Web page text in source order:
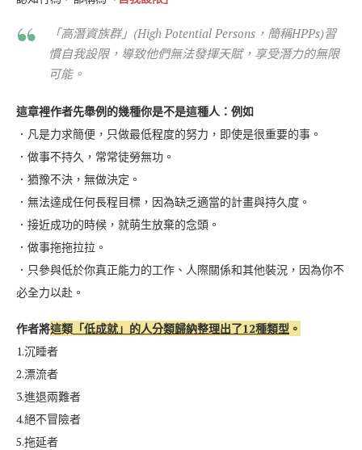
「高潛資族群」(High Potential Persons，簡稱HPPs)習
慣自我設限，導致他們無法發揮天賦，享受潛力的無限
可能。
這章裡作者先舉例的幾種你是不是這種人：例如
．凡是力求簡便，只做最低程度的努力，即使是很重要的事。
．做事不持久，常常徒勞無功。
．猶豫不決，無做決定。
．無法達成任何長程目標，因為缺乏適當的計畫與持久度。
．接近成功的時候，就萌生放棄的念頭。
．做事拖拖拉拉。
．只參與低於你真正能力的工作、人際關係和其他裝況，因為你不
必全力以赴。
作者將這類 「低成就」的人分類歸納整理出了12種類型 。
1.沉睡者
2.漂流者
3.進退兩難者
4.絕不冒險者
5.拖延者